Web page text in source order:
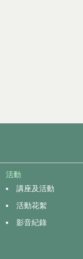
活動
講座及活動
活動花絮
影音紀錄